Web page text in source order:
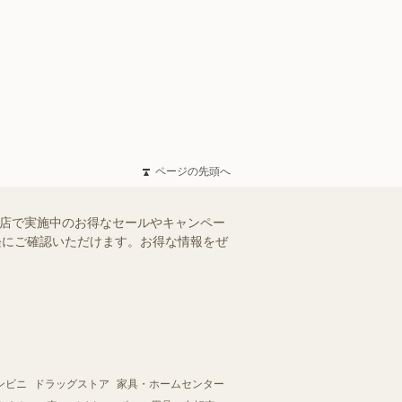
ページの先頭へ
で実施中のお得なセールやキャンペー
ご確認いただけます。お得な情報をぜ
ビニ ドラッグストア
家具・ホームセンター